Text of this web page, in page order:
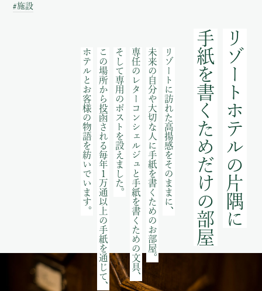
#施設
リゾートホテルの片隅に
手紙を書くためだけの部屋
リゾートに訪れた高揚感をそのままに、
未来の自分や大切な人に手紙を書くためのお部屋。
専任のレターコンシェルジュと手紙を書くための文具、
そして専用のポストを設えました。
この場所から投函される毎年１万通以上の手紙を通じて、
ホテルとお客様の物語を紡いでいます。